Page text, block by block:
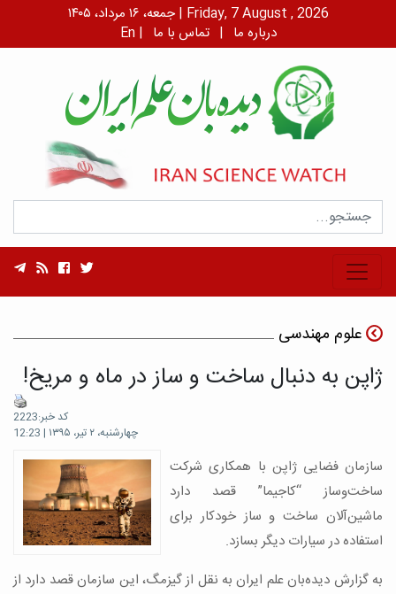
جمعه، ۱۶ مرداد، ۱۴۰۵ | Friday, 7 August , 2026
En | درباره ما | تماس با ما
علوم مهندسی
ژاپن به دنبال ساخت و ساز در ماه و مریخ!
کد خبر:2223
چهارشنبه، ۲ تیر، ۱۳۹۵ | 12:23
سازمان فضایی ژاپن با همکاری شرکت
ساخت‌وساز “کاجیما” قصد دارد
ماشین‌آلان ساخت و ساز خودکار برای
استفاده در سیارات دیگر بسازد.
به گزارش دیده‌بان علم ایران به نقل از گیزمگ، این سازمان قصد دارد از